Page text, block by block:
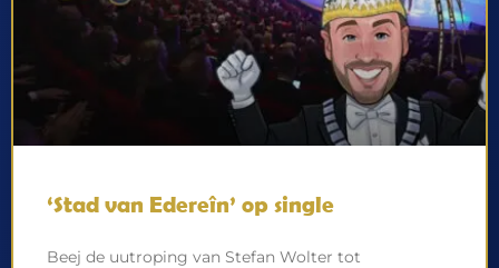
‘Stad van Edereîn’ op single
Beej de uutroping van Stefan Wolter tot